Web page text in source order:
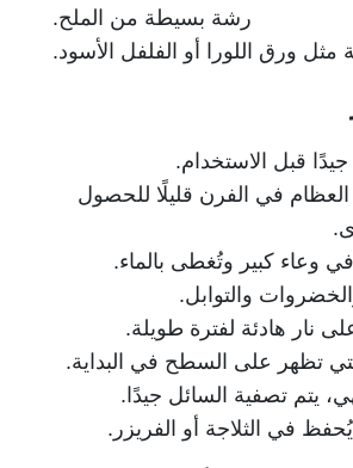
رشة بسيطة من الملح.
مثل ورق اللورا أو الفلفل الأسود.
قبل الاستخدام.
في الفرن قليلًا للحصول
وعاء كبير وتُغطى بالماء.
والتوابل.
نار هادئة لفترة طويلة.
تظهر على السطح في البداية.
يتم تصفية السائل جيدًا.
في الثلاجة أو الفريزر.